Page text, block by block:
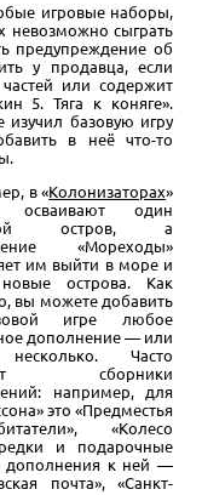
игровые наборы,
невозможно сыграть
предупреждение об
у продавца, если
или содержит
5. Тяга к коняге».
изучил базовую игру
в неё что-то
в «Колонизаторах»
осваивают один
остров, а
«Мореходы»
им выйти в море и
острова. Как
вы можете добавить
игре любое
дополнение — или
Часто
сборники
например, для
это «Предместья
«Колесо
и подарочные
дополнения к ней —
почта», «Санкт-